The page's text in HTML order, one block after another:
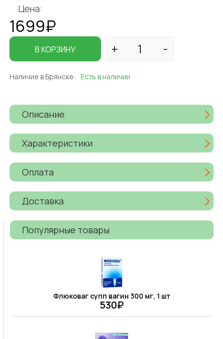
Цена:
1699₽
В КОРЗИНУ
Наличие в Брянске: Есть в наличии
Описание
Характеристики
Оплата
Доставка
Популярные товары
Флюковаг супп вагин 300 мг, 1 шт
530₽